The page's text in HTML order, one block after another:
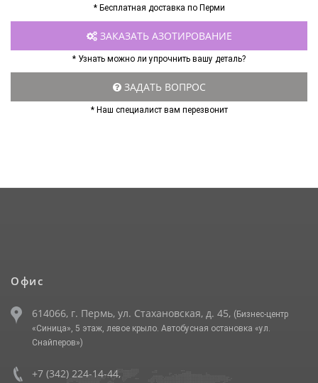
* Бесплатная доставка по Перми
ЗАКАЗАТЬ АЗОТИРОВАНИЕ
* Узнать можно ли упрочнить вашу деталь?
ЗАДАТЬ ВОПРОС
* Наш специалист вам перезвонит
Офис
614066, г. Пермь, ул. Стахановская, д. 45, (Бизнес-центр
«Синица», 5 этаж, левое крыло. Автобусная остановка «ул.
Снайперов»)
+7 (342) 224-14-44,